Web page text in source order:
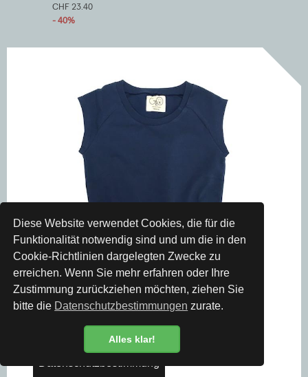
Diese Website verwendet Cookies, die für die
Funktionalität notwendig sind und um die in den
Cookie-Richtlinien dargelegten Zwecke zu
erreichen. Wenn Sie mehr erfahren oder Ihre
Zustimmung zurückziehen möchten, ziehen Sie
bitte die Datenschutzbestimmungen zurate.
Alles klar!
CHF 23.40
- 40%